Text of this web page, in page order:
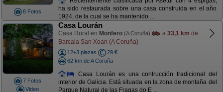
8 Fotos
ha sido restaurada sobre una casa construida en el año
1924, de la cual se ha mantenido ...
7 Fotos
Video
Casa Lourán
Casa Rural en Monfero (A Coruña) a 33,1 km de
Barcala San Xoan (A Coruña)
12+3 plazas
29 €
62 km de A Coruña
Casa Lourán es una contrucción tradicional del
interior de Galicia. Está situada en la zona de montaña del
Parque Natural de las Fragas do E ...